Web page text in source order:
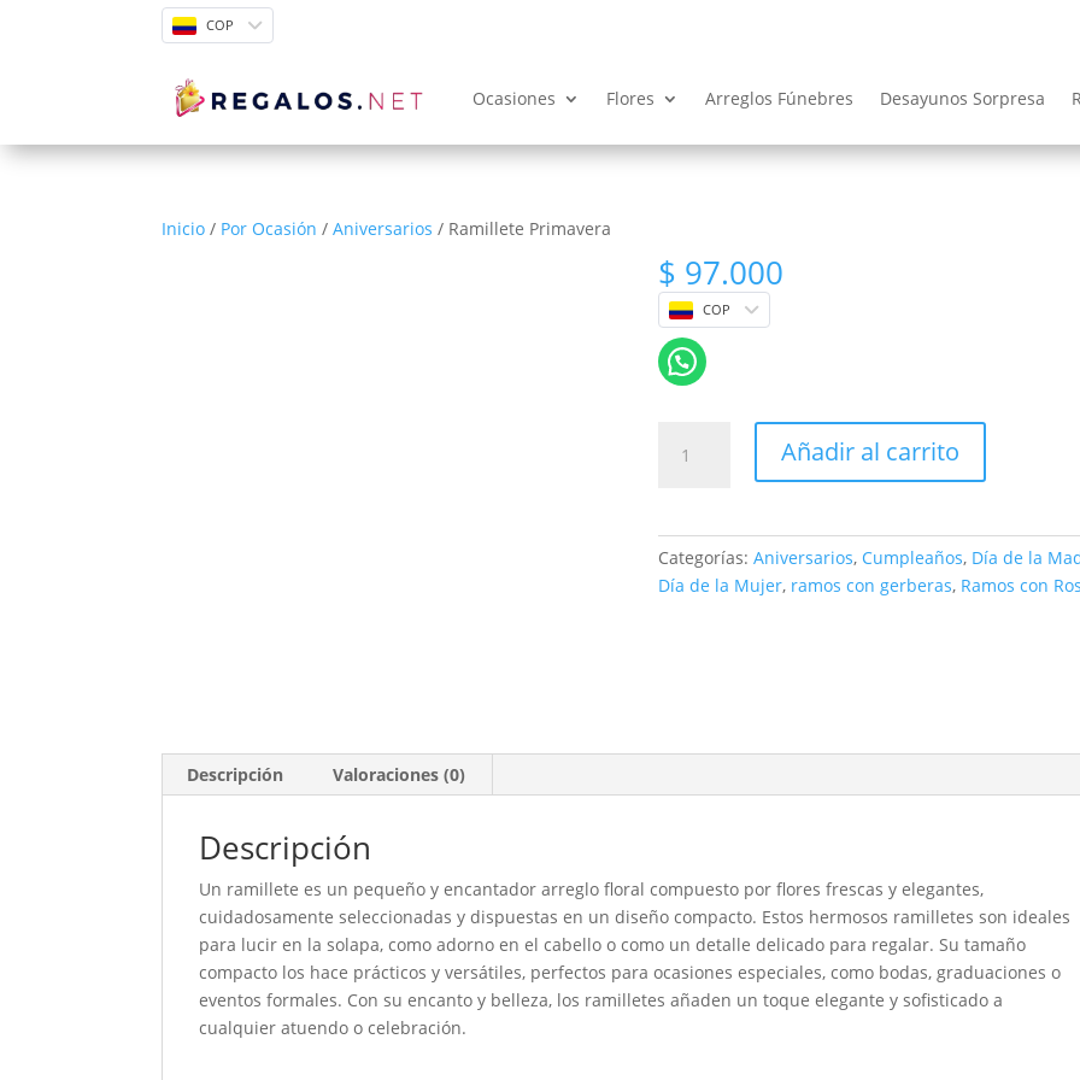
COP
Ocasiones Flores Arreglos Fúnebres Desayunos Sorpresa
Inicio / Por Ocasión /Aniversarios / Ramillete Primavera
$ 97.000
COP
Primavera
Añadir al carrito
Categorías:Aniversarios, Cumpleaños, Día de la
Día de la Mujer, ramos con gerberas, Ramos con
Descripción Valoraciones (0)
Descripción
Un ramillete es un pequeño y encantador arreglo floral compuesto por flores frescas y elegantes,
cuidadosamente seleccionadas y dispuestas en un diseño compacto. Estos hermosos ramilletes son ideales
para lucir en la solapa, como adorno en el cabello o como un detalle delicado para regalar. Su tamaño
compacto los hace prácticos y versátiles, perfectos para ocasiones especiales, como bodas, graduaciones o
eventos formales. Con su encanto y belleza, los ramilletes añaden un toque elegante y sofisticado a
cualquier atuendo o celebración.